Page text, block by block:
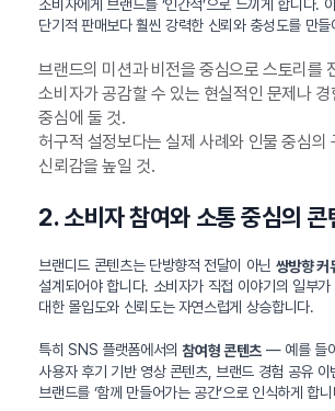
소비자에게 브랜드를 ‘인간적’으로 느끼게 합니다.
단기적 판매보다 훨씬 강력한 신뢰와 충성도를 만들
브랜드의 미션과 비전을 중심으로 스토리를
소비자가 공감할 수 있는 현실적인 문제나 경
중심에 둘 것.
허구적 설정보다는 실제 사례와 인물 중심의
신뢰감을 높일 것.
2. 소비자 참여와 소통 중심의 콘
브랜디드 콘텐츠는 단방향적 전달이 아닌 쌍방향 커
설계되어야 합니다. 소비자가 직접 이야기의 일부가
대한 몰입도와 신뢰도는 자연스럽게 상승합니다.
특히 SNS 플랫폼에서의참여형 콘텐츠 — 예를 들
사용자 후기 기반 영상 콘텐츠, 브랜드 경험 공유
브랜드를 ‘함께 만들어가는 공간’으로 인식하게 합